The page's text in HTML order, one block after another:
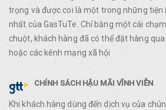
trọng và được coi là một trong những tiện
nhất của GasTuTe. Chỉ bằng một cái
chuột, khách hàng đã có thể đặt hàng
hoặc các kênh mạng xã hội
CHÍNH SÁCH HẬU MÃI VĨNH VIỄN
Khi khách hàng dùng đến dịch vụ của